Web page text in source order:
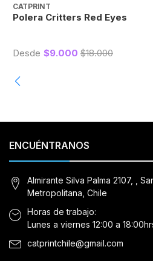
CATPRINT
Polera Critters Red Eyes
Desde $9.000 $18.000
ENCUÉNTRANOS
Almirante Silva Palma 2107, ,
Metropolitana, Chile
Horas de trabajo:
Lunes a viernes 12:00 a
catprintchile@gmail.com